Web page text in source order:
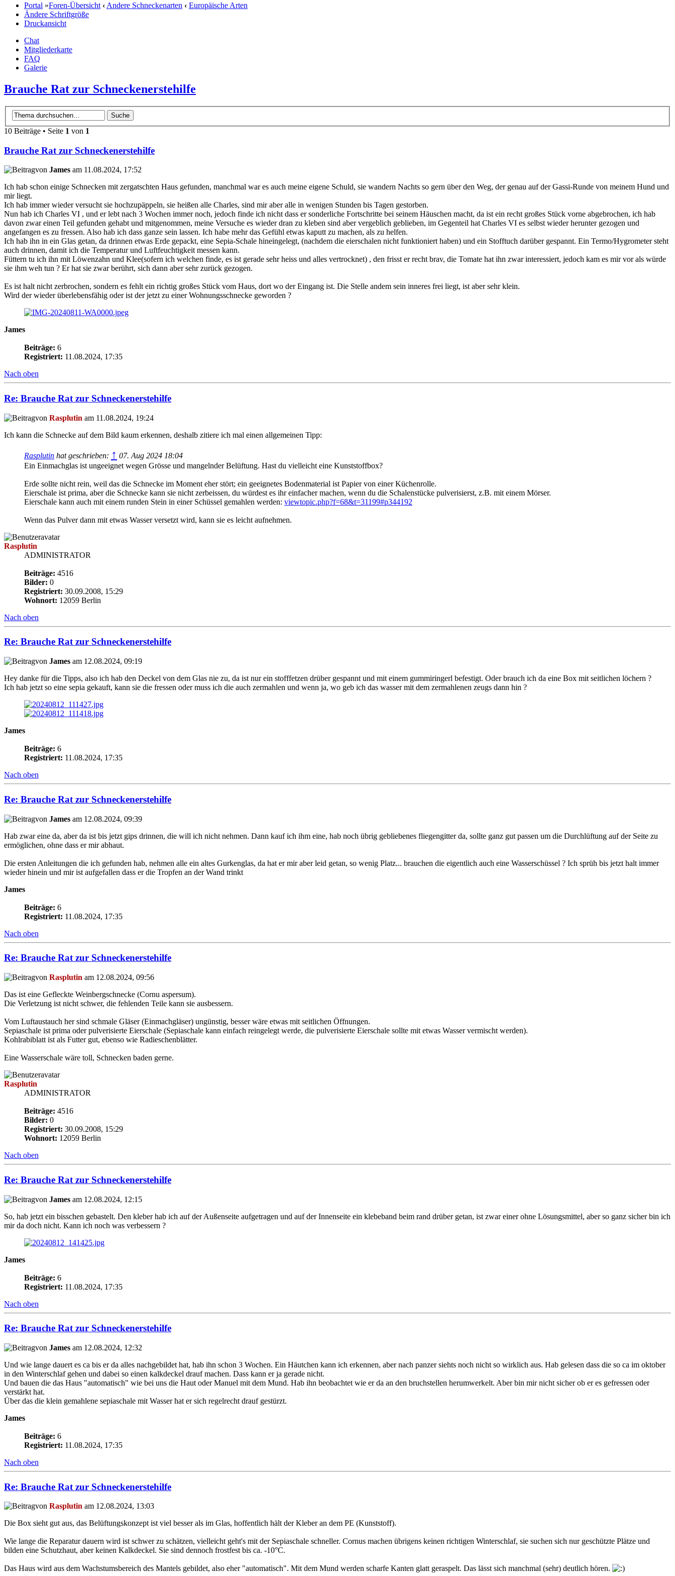
Portal »Foren-Übersicht ‹Andere Schneckenarten ‹ Europäische Arten
Ändere Schriftgröße
Druckansicht
Chat
Mitgliederkarte
FAQ
Galerie
Brauche Rat zur Schneckenerstehilfe
10 Beiträge • Seite 1 von 1
Brauche Rat zur Schneckenerstehilfe
von James am 11.08.2024, 17:52
Ich hab schon einige Schnecken mit zergatschten Haus gefunden, manchmal war es auch meine eigene Schuld, sie wandern Nachts so gern über den Weg, der genau auf der Gassi-Runde von meinem Hund und
mir liegt.
Ich hab immer wieder versucht sie hochzupäppeln, sie heißen alle Charles, sind mir aber alle in wenigen Stunden bis Tagen gestorben.
Nun hab ich Charles VI , und er lebt nach 3 Wochen immer noch, jedoch finde ich nicht dass er sonderliche Fortschritte bei seinem Häuschen macht, da ist ein recht großes Stück vorne abgebrochen, ich hab
davon zwar einen Teil gefunden gehabt und mitgenommen, meine Versuche es wieder dran zu kleben sind aber vergeblich geblieben, im Gegenteil hat Charles VI es selbst wieder herunter gezogen und
angefangen es zu fressen. Also hab ich dass ganze sein lassen. Ich habe mehr das Gefühl etwas kaputt zu machen, als zu helfen.
Ich hab ihn in ein Glas getan, da drinnen etwas Erde gepackt, eine Sepia-Schale hineingelegt, (nachdem die eierschalen nicht funktioniert haben) und ein Stofftuch darüber gespannt. Ein Termo/Hygrometer steht
auch drinnen, damit ich die Temperatur und Luftfeuchtigkeit messen kann.
Füttern tu ich ihn mit Löwenzahn und Klee(sofern ich welchen finde, es ist gerade sehr heiss und alles vertrocknet) , den frisst er recht brav, die Tomate hat ihn zwar interessiert, jedoch kam es mir vor als würde
sie ihm weh tun ? Er hat sie zwar berührt, sich dann aber sehr zurück gezogen.
Es ist halt nicht zerbrochen, sondern es fehlt ein richtig großes Stück vom Haus, dort wo der Eingang ist. Die Stelle andem sein inneres frei liegt, ist aber sehr klein.
Wird der wieder überlebensfähig oder ist der jetzt zu einer Wohnungsschnecke geworden ?
James
Beiträge: 6
Registriert: 11.08.2024, 17:35
Nach oben
Re: Brauche Rat zur Schneckenerstehilfe
von Rasplutin am 11.08.2024, 19:24
Ich kann die Schnecke auf dem Bild kaum erkennen, deshalb zitiere ich mal einen allgemeinen Tipp:
Rasplutin hat geschrieben: ↑ 07. Aug 2024 18:04
Ein Einmachglas ist ungeeignet wegen Grösse und mangelnder Belüftung. Hast du vielleicht eine Kunststoffbox?
Erde sollte nicht rein, weil das die Schnecke im Moment eher stört; ein geeignetes Bodenmaterial ist Papier von einer Küchenrolle.
Eierschale ist prima, aber die Schnecke kann sie nicht zerbeissen, du würdest es ihr einfacher machen, wenn du die Schalenstücke pulverisierst, z.B. mit einem Mörser.
Eierschale kann auch mit einem runden Stein in einer Schüssel gemahlen werden: viewtopic.php?f=68&t=31199#p344192
Wenn das Pulver dann mit etwas Wasser versetzt wird, kann sie es leicht aufnehmen.
Rasplutin
ADMINISTRATOR
Beiträge: 4516
Bilder: 0
Registriert: 30.09.2008, 15:29
Wohnort: 12059 Berlin
Nach oben
Re: Brauche Rat zur Schneckenerstehilfe
von James am 12.08.2024, 09:19
Hey danke für die Tipps, also ich hab den Deckel von dem Glas nie zu, da ist nur ein stofffetzen drüber gespannt und mit einem gummiringerl befestigt. Oder brauch ich da eine Box mit seitlichen löchern ?
Ich hab jetzt so eine sepia gekauft, kann sie die fressen oder muss ich die auch zermahlen und wenn ja, wo geb ich das wasser mit dem zermahlenen zeugs dann hin ?
James
Beiträge: 6
Registriert: 11.08.2024, 17:35
Nach oben
Re: Brauche Rat zur Schneckenerstehilfe
von James am 12.08.2024, 09:39
Hab zwar eine da, aber da ist bis jetzt gips drinnen, die will ich nicht nehmen. Dann kauf ich ihm eine, hab noch übrig gebliebenes fliegengitter da, sollte ganz gut passen um die Durchlüftung auf der Seite zu
ermöglichen, ohne dass er mir abhaut.
Die ersten Anleitungen die ich gefunden hab, nehmen alle ein altes Gurkenglas, da hat er mir aber leid getan, so wenig Platz... brauchen die eigentlich auch eine Wasserschüssel ? Ich sprüh bis jetzt halt immer
wieder hinein und mir ist aufgefallen dass er die Tropfen an der Wand trinkt
James
Beiträge: 6
Registriert: 11.08.2024, 17:35
Nach oben
Re: Brauche Rat zur Schneckenerstehilfe
von Rasplutin am 12.08.2024, 09:56
Das ist eine Gefleckte Weinbergschnecke (Cornu aspersum).
Die Verletzung ist nicht schwer, die fehlenden Teile kann sie ausbessern.
Vom Luftaustauch her sind schmale Gläser (Einmachgläser) ungünstig, besser wäre etwas mit seitlichen Öffnungen.
Sepiaschale ist prima oder pulverisierte Eierschale (Sepiaschale kann einfach reingelegt werde, die pulverisierte Eierschale sollte mit etwas Wasser vermischt werden).
Kohlrabiblatt ist als Futter gut, ebenso wie Radieschenblätter.
Eine Wasserschale wäre toll, Schnecken baden gerne.
Rasplutin
ADMINISTRATOR
Beiträge: 4516
Bilder: 0
Registriert: 30.09.2008, 15:29
Wohnort: 12059 Berlin
Nach oben
Re: Brauche Rat zur Schneckenerstehilfe
von James am 12.08.2024, 12:15
So, hab jetzt ein bisschen gebastelt. Den kleber hab ich auf der Außenseite aufgetragen und auf der Innenseite ein klebeband beim rand drüber getan, ist zwar einer ohne Lösungsmittel, aber so ganz sicher bin ich
mir da doch nicht. Kann ich noch was verbessern ?
James
Beiträge: 6
Registriert: 11.08.2024, 17:35
Nach oben
Re: Brauche Rat zur Schneckenerstehilfe
von James am 12.08.2024, 12:32
Und wie lange dauert es ca bis er da alles nachgebildet hat, hab ihn schon 3 Wochen. Ein Häutchen kann ich erkennen, aber nach panzer siehts noch nicht so wirklich aus. Hab gelesen dass die so ca im oktober
in den Winterschlaf gehen und dabei so einen kalkdeckel drauf machen. Dass kann er ja gerade nicht.
Und bauen die das Haus "automatisch" wie bei uns die Haut oder Manuel mit dem Mund. Hab ihn beobachtet wie er da an den bruchstellen herumwerkelt. Aber bin mir nicht sicher ob er es gefressen oder
verstärkt hat.
Über das die klein gemahlene sepiaschale mit Wasser hat er sich regelrecht drauf gestürzt.
James
Beiträge: 6
Registriert: 11.08.2024, 17:35
Nach oben
Re: Brauche Rat zur Schneckenerstehilfe
von Rasplutin am 12.08.2024, 13:03
Die Box sieht gut aus, das Belüftungskonzept ist viel besser als im Glas, hoffentlich hält der Kleber an dem PE (Kunststoff).
Wie lange die Reparatur dauern wird ist schwer zu schätzen, vielleicht geht's mit der Sepiaschale schneller. Cornus machen übrigens keinen richtigen Winterschlaf, sie suchen sich nur geschützte Plätze und
bilden eine Schutzhaut, aber keinen Kalkdeckel. Sie sind dennoch frostfest bis ca. -10°C.
Das Haus wird aus dem Wachstumsbereich des Mantels gebildet, also eher "automatisch". Mit dem Mund werden scharfe Kanten glatt geraspelt. Das lässt sich manchmal (sehr) deutlich hören.